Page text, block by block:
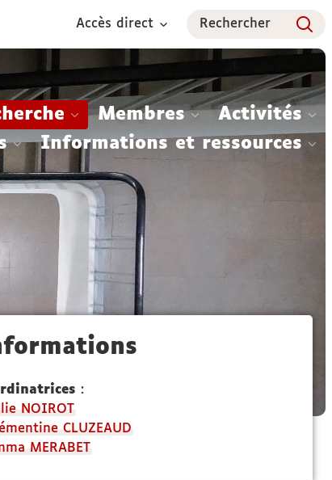
Accès direct Rechercher
Membres
Activités
Informations et ressources
:
NOIROT
CLUZEAUD
MERABET